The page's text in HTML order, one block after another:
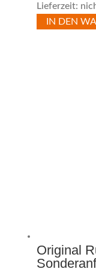
Lieferzeit:
IN DEN
Original